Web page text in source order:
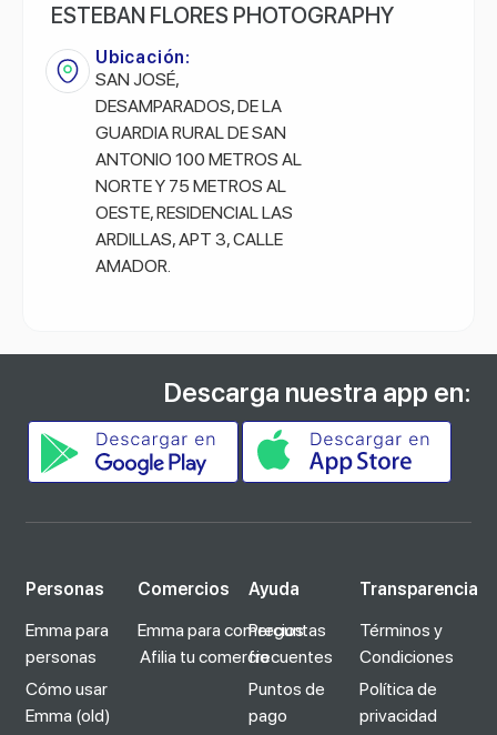
ESTEBAN FLORES PHOTOGRAPHY
Ubicación:
SAN JOSÉ,
DESAMPARADOS, DE LA
GUARDIA RURAL DE SAN
ANTONIO 100 METROS AL
NORTE Y 75 METROS AL
OESTE, RESIDENCIAL LAS
ARDILLAS, APT 3, CALLE
AMADOR.
Descarga nuestra app en:
Personas
Emma para
personas
Cómo usar
Emma (old)
Comercios
Emma para comercios
Afilia tu comercio
Ayuda
Preguntas
frecuentes
Puntos de
pago
Transparencia
Términos y
Condiciones
Política de
privacidad